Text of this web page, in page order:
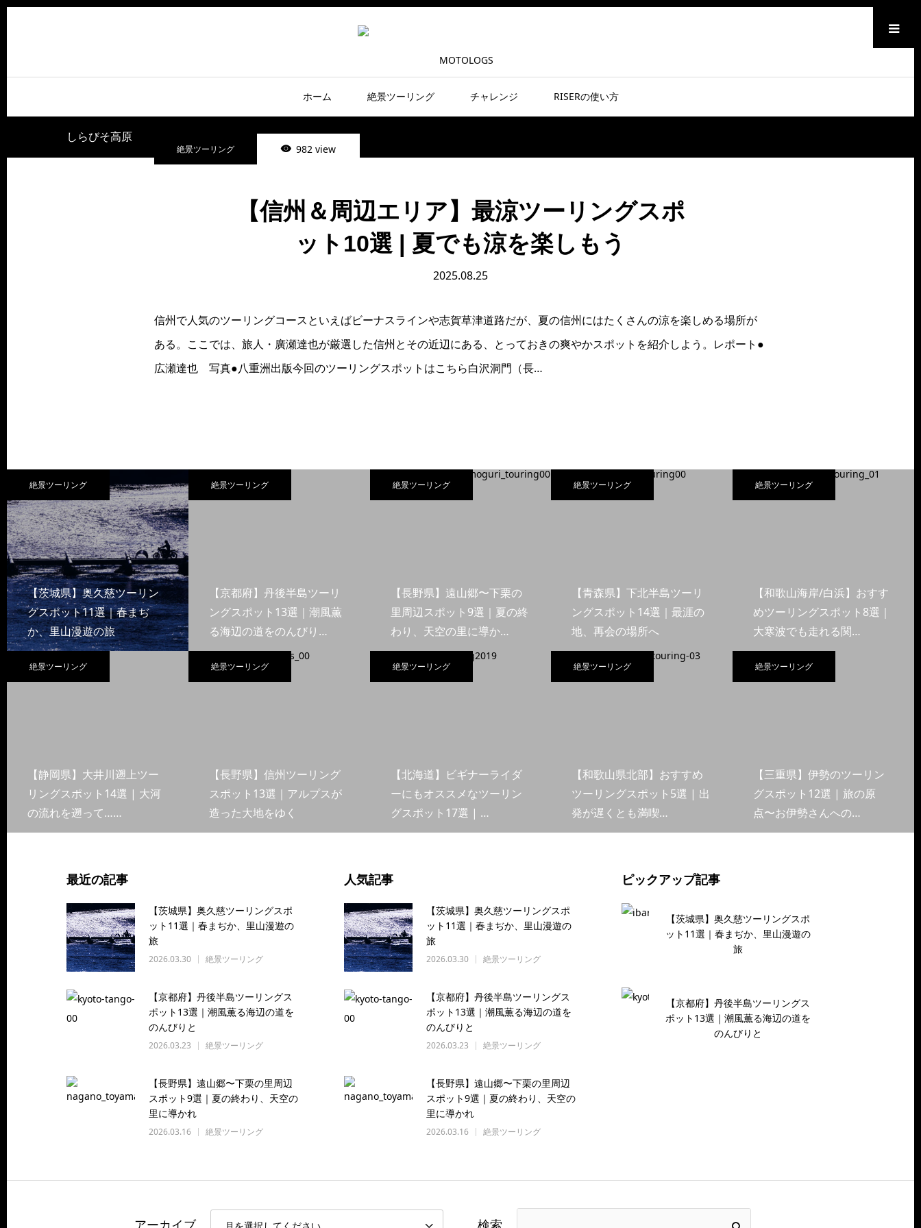
メニュー
ホーム 絶景ツーリング チャレンジ RISERの使い方
しらびそ高原
絶景ツーリング
982 view
【信州＆周辺エリア】最涼ツーリングスポ
ット10選 | 夏でも涼を楽しもう
2025.08.25
信州で人気のツーリングコースといえばビーナスラインや志賀草津道路だが、夏の信州にはたくさんの涼を楽しめる場所が
ある。ここでは、旅人・廣瀬達也が厳選した信州とその近辺にある、とっておきの爽やかスポットを紹介しよう。レポート●
広瀬達也 写真●八重洲出版今回のツーリングスポットはこちら白沢洞門（長…
絶景ツーリング
【茨城県】奥久慈ツーリン
グスポット11選｜春まぢ
か、里山漫遊の旅
絶景ツーリング
【京都府】丹後半島ツーリ
ングスポット13選｜潮風薫
る海辺の道をのんびり…
絶景ツーリング
【長野県】遠山郷〜下栗の
里周辺スポット9選｜夏の終
わり、天空の里に導か…
絶景ツーリング
【青森県】下北半島ツーリ
ングスポット14選｜最涯の
地、再会の場所へ
絶景ツーリング
【和歌山海岸/白浜】おすす
めツーリングスポット8選｜
大寒波でも走れる関…
絶景ツーリング
【静岡県】大井川遡上ツー
リングスポット14選 | 大河
の流れを遡って……
絶景ツーリング
【長野県】信州ツーリング
スポット13選｜アルプスが
造った大地をゆく
絶景ツーリング
【北海道】ビギナーライダ
ーにもオススメなツーリン
グスポット17選 | …
絶景ツーリング
【和歌山県北部】おすすめ
ツーリングスポット5選 | 出
発が遅くとも満喫…
絶景ツーリング
【三重県】伊勢のツーリン
グスポット12選 | 旅の原
点〜お伊勢さんへの…
最近の記事
【茨城県】奥久慈ツーリングスポ
ット11選｜春まぢか、里山漫遊の
旅
2026.03.30 絶景ツーリング
【京都府】丹後半島ツーリングス
ポット13選｜潮風薫る海辺の道を
のんびりと
2026.03.23 絶景ツーリング
【長野県】遠山郷〜下栗の里周辺
スポット9選｜夏の終わり、天空の
里に導かれ
2026.03.16 絶景ツーリング
人気記事
【茨城県】奥久慈ツーリングスポ
ット11選｜春まぢか、里山漫遊の
旅
2026.03.30 絶景ツーリング
【京都府】丹後半島ツーリングス
ポット13選｜潮風薫る海辺の道を
のんびりと
2026.03.23 絶景ツーリング
【長野県】遠山郷〜下栗の里周辺
スポット9選｜夏の終わり、天空の
里に導かれ
2026.03.16 絶景ツーリング
ピックアップ記事
【茨城県】奥久慈ツーリングスポ
ット11選｜春まぢか、里山漫遊の
旅
【京都府】丹後半島ツーリングス
ポット13選｜潮風薫る海辺の道を
のんびりと
アーカイブ